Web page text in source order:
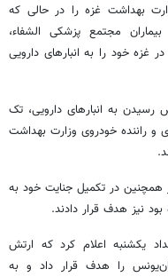
بهداشت غزه را در حالی که
مجتمع پزشکی الشفاء،
غزه خود را به انبارهای دارویی
رسیدن به انبارهای دارویی، تک
و راننده خودروی وزارت بهداشت
همچنین در تکمیل جنایت خود به
نیز هدف قرار دادند.
یکشنبه اعلام کرد که ارتش
را هدف قرار داد و به